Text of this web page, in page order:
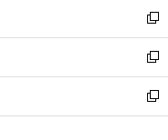
く
で
開
く
ド
ウ
で
開
く
ィ
ン
ド
ウ
で
開
い
ウ
ィ
ン
ド
ウ
新
し
い
ウ
ィ
ン
新
し
い
ウ
新
し